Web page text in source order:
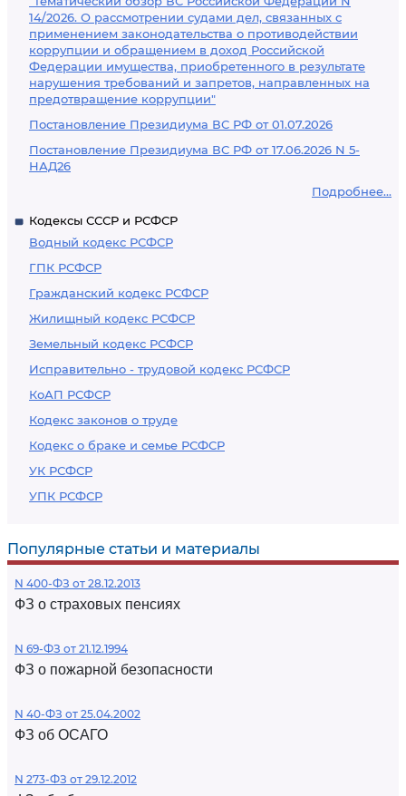
14/2026. О рассмотрении судами дел, связанных с
применением законодательства о противодействии
коррупции и обращением в доход Российской
Федерации имущества, приобретенного в результате
нарушения требований и запретов, направленных на
предотвращение коррупции"
Постановление Президиума ВС РФ от 01.07.2026
Постановление Президиума ВС РФ от 17.06.2026 N 5-
НАД26
Подробнее...
Кодексы СССР и РСФСР
Водный кодекс РСФСР
ГПК РСФСР
Гражданский кодекс РСФСР
Жилищный кодекс РСФСР
Земельный кодекс РСФСР
Исправительно - трудовой кодекс РСФСР
КоАП РСФСР
Кодекс законов о труде
Кодекс о браке и семье РСФСР
УК РСФСР
УПК РСФСР
Популярные статьи и материалы
N 400-ФЗ от 28.12.2013
ФЗ о страховых пенсиях
N 69-ФЗ от 21.12.1994
ФЗ о пожарной безопасности
N 40-ФЗ от 25.04.2002
ФЗ об ОСАГО
N 273-ФЗ от 29.12.2012